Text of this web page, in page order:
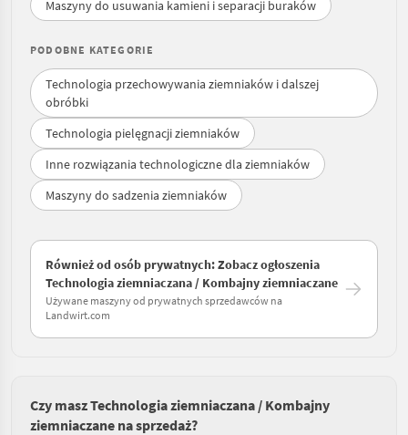
Maszyny do usuwania kamieni i separacji buraków
PODOBNE KATEGORIE
Technologia przechowywania ziemniaków i dalszej
obróbki
Technologia pielęgnacji ziemniaków
Inne rozwiązania technologiczne dla ziemniaków
Maszyny do sadzenia ziemniaków
Również od osób prywatnych: Zobacz ogłoszenia
Technologia ziemniaczana / Kombajny ziemniaczane
Używane maszyny od prywatnych sprzedawców na
Landwirt.com
Czy masz Technologia ziemniaczana / Kombajny
ziemniaczane na sprzedaż?